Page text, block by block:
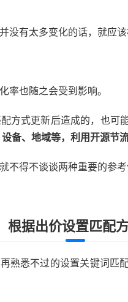
没有太多变化的话，就应该
率也随之会受到影响。
方式更新后造成的，也可
备、地域等，利用开源节
不得不谈谈两种重要的参考
根据出价设置匹配
熟悉不过的设置关键词匹